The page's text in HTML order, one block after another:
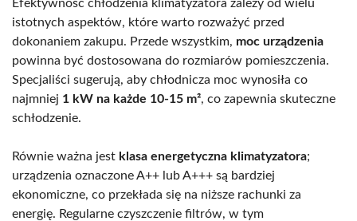
Efektywność chłodzenia klimatyzatora zależy od wielu
istotnych aspektów, które warto rozważyć przed
dokonaniem zakupu. Przede wszystkim, moc urządzenia
powinna być dostosowana do rozmiarów pomieszczenia.
Specjaliści sugerują, aby chłodnicza moc wynosiła co
najmniej 1 kW na każde 10-15 m², co zapewnia skuteczne
schłodzenie.
Równie ważna jest klasa energetyczna klimatyzatora;
urządzenia oznaczone A++ lub A+++ są bardziej
ekonomiczne, co przekłada się na niższe rachunki za
energię. Regularne czyszczenie filtrów, w tym